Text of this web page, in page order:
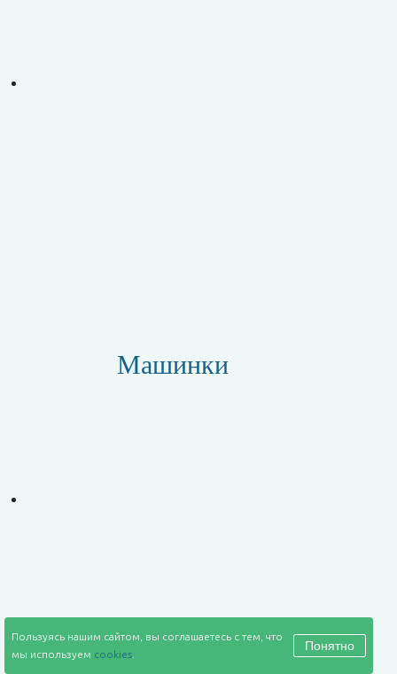
Машинки
Пользуясь нашим сайтом, вы соглашаетесь с тем, что
мы используем cookies
Понятно